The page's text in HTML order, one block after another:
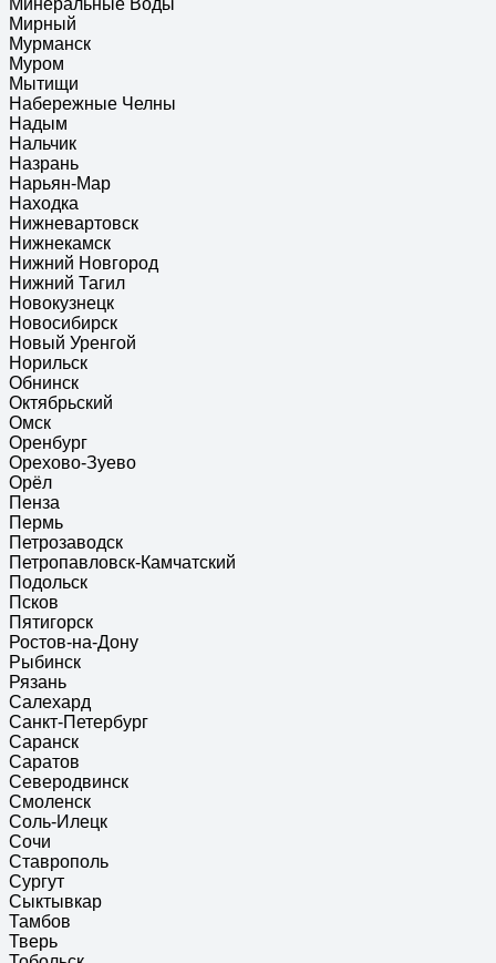
Минеральные Воды
Мирный
Мурманск
Муром
Мытищи
Набережные Челны
Надым
Нальчик
Назрань
Нарьян-Мар
Находка
Нижневартовск
Нижнекамск
Нижний Новгород
Нижний Тагил
Новокузнецк
Новосибирск
Новый Уренгой
Норильск
Обнинск
Октябрьский
Омск
Оренбург
Орехово-Зуево
Орёл
Пенза
Пермь
Петрозаводск
Петропавловск-Камчатский
Подольск
Псков
Пятигорск
Ростов-на-Дону
Рыбинск
Рязань
Салехард
Санкт-Петербург
Саранск
Саратов
Северодвинск
Смоленск
Соль-Илецк
Сочи
Ставрополь
Сургут
Сыктывкар
Тамбов
Тверь